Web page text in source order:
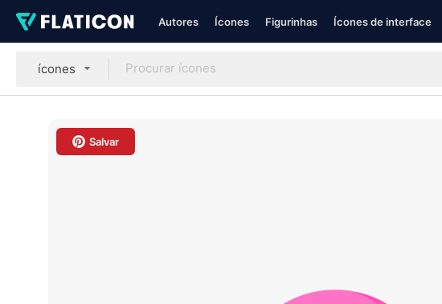
Autores Ícones Figurinhas Ícones de interface
ícones
Salvar